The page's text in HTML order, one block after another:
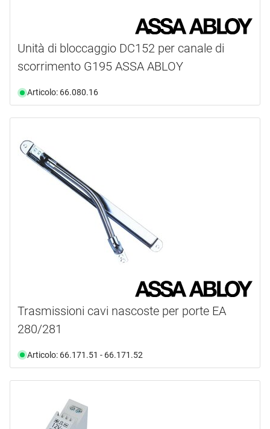
Unità di bloccaggio DC152 per canale di
scorrimento G195 ASSA ABLOY
Articolo: 66.080.16
Trasmissioni cavi nascoste per porte EA
280/281
Articolo: 66.171.51 - 66.171.52